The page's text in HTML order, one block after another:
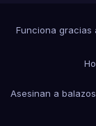
Funciona gracias
Asesinan a